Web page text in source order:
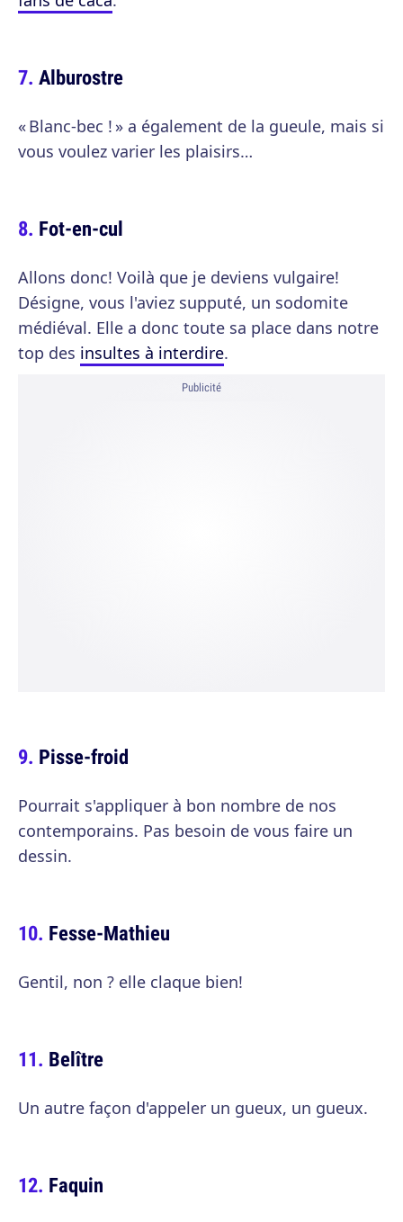
Alburostre
« Blanc-bec ! » a également de la gueule, mais si
vous voulez varier les plaisirs…
Fot-en-cul
Allons donc! Voilà que je deviens vulgaire!
Désigne, vous l'aviez supputé, un sodomite
médiéval. Elle a donc toute sa place dans notre
top des insultes à interdire.
Publicité
Pisse-froid
Pourrait s'appliquer à bon nombre de nos
contemporains. Pas besoin de vous faire un
dessin.
Fesse-Mathieu
Gentil, non ? elle claque bien!
Belître
Un autre façon d'appeler un gueux, un gueux.
Faquin